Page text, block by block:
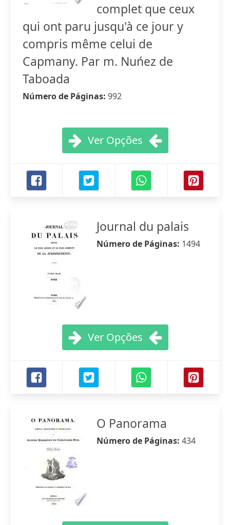
complet que ceux
qui ont paru jusqu'à ce jour y
compris même celui de
Capmany. Par m. Nuńez de
Taboada
Número de Páginas: 992
Ver Opções
Journal du palais
Número de Páginas: 1494
Ver Opções
O Panorama
Número de Páginas: 434